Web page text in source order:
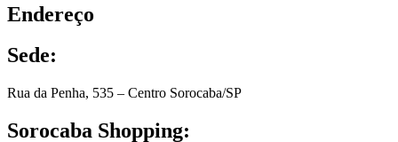
Endereço
Sede:
Rua da Penha, 535 – Centro Sorocaba/SP
Sorocaba Shopping: